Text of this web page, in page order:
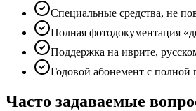
Специальные средства, не
Полная фотодокументация
Поддержка на иврите,
Годовой абонемент с полной
Часто задаваемые